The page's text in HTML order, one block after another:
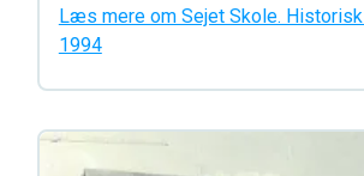
Læs mere om Sejet Skole. Historisk
1994